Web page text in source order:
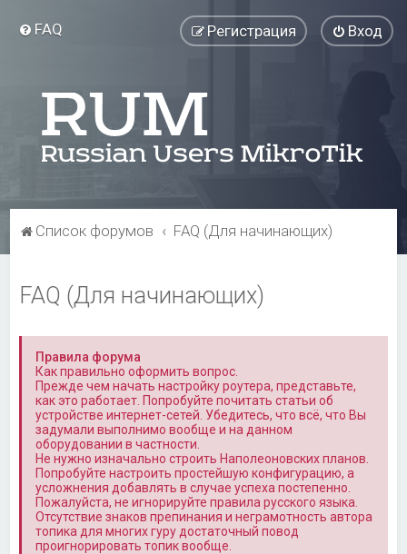
FAQ Вход
Регистрация
Список форумов FAQ (Для начинающих)
FAQ (Для начинающих)
Правила форума
Как правильно оформить вопрос.
Прежде чем начать настройку роутера, представьте,
как это работает. Попробуйте почитать статьи об
устройстве интернет-сетей. Убедитесь, что всё, что Вы
задумали выполнимо вообще и на данном
оборудовании в частности.
Не нужно изначально строить Наполеоновских планов.
Попробуйте настроить простейшую конфигурацию, а
усложнения добавлять в случае успеха постепенно.
Пожалуйста, не игнорируйте правила русского языка.
Отсутствие знаков препинания и неграмотность автора
топика для многих гуру достаточный повод
проигнорировать топик вообще.